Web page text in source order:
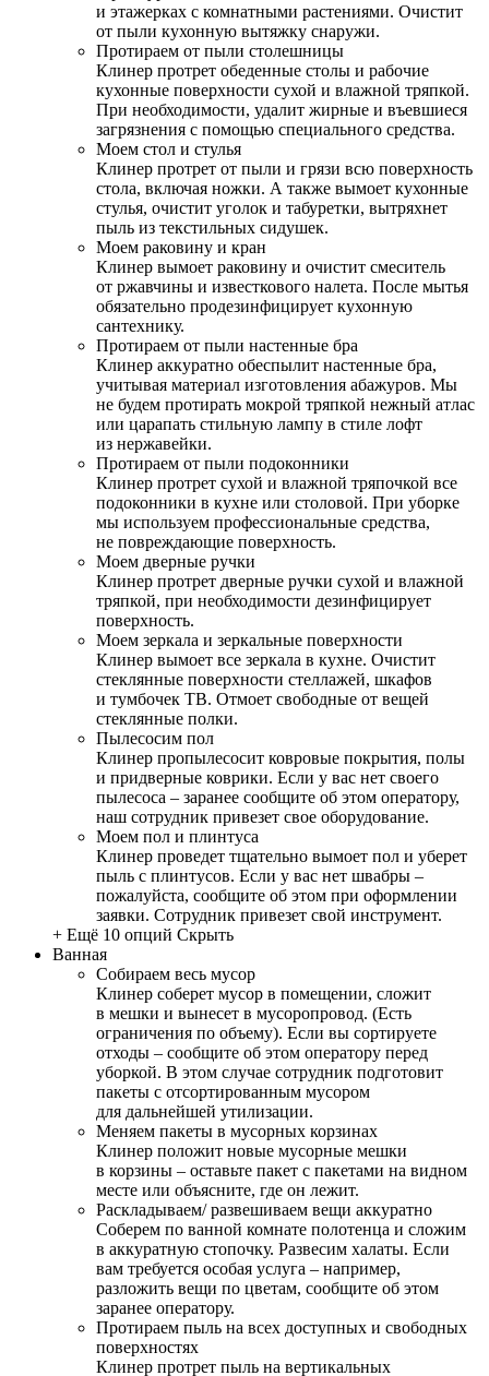
и этажерках с комнатными растениями. Очистит
от пыли кухонную вытяжку снаружи.
Протираем от пыли столешницы
Клинер протрет обеденные столы и рабочие
кухонные поверхности сухой и влажной тряпкой.
При необходимости, удалит жирные и въевшиеся
загрязнения с помощью специального средства.
Моем стол и стулья
Клинер протрет от пыли и грязи всю поверхность
стола, включая ножки. А также вымоет кухонные
стулья, очистит уголок и табуретки, вытряхнет
пыль из текстильных сидушек.
Моем раковину и кран
Клинер вымоет раковину и очистит смеситель
от ржавчины и известкового налета. После мытья
обязательно продезинфицирует кухонную
сантехнику.
Протираем от пыли настенные бра
Клинер аккуратно обеспылит настенные бра,
учитывая материал изготовления абажуров. Мы
не будем протирать мокрой тряпкой нежный атлас
или царапать стильную лампу в стиле лофт
из нержавейки.
Протираем от пыли подоконники
Клинер протрет сухой и влажной тряпочкой все
подоконники в кухне или столовой. При уборке
мы используем профессиональные средства,
не повреждающие поверхность.
Моем дверные ручки
Клинер протрет дверные ручки сухой и влажной
тряпкой, при необходимости дезинфицирует
поверхность.
Моем зеркала и зеркальные поверхности
Клинер вымоет все зеркала в кухне. Очистит
стеклянные поверхности стеллажей, шкафов
и тумбочек ТВ. Отмоет свободные от вещей
стеклянные полки.
Пылесосим пол
Клинер пропылесосит ковровые покрытия, полы
и придверные коврики. Если у вас нет своего
пылесоса – заранее сообщите об этом оператору,
наш сотрудник привезет свое оборудование.
Моем пол и плинтуса
Клинер проведет тщательно вымоет пол и уберет
пыль с плинтусов. Если у вас нет швабры –
пожалуйста, сообщите об этом при оформлении
заявки. Сотрудник привезет свой инструмент.
+ Ещё 10 опций Скрыть
Ванная
Собираем весь мусор
Клинер соберет мусор в помещении, сложит
в мешки и вынесет в мусоропровод. (Есть
ограничения по объему). Если вы сортируете
отходы – сообщите об этом оператору перед
уборкой. В этом случае сотрудник подготовит
пакеты с отсортированным мусором
для дальнейшей утилизации.
Меняем пакеты в мусорных корзинах
Клинер положит новые мусорные мешки
в корзины – оставьте пакет с пакетами на видном
месте или объясните, где он лежит.
Раскладываем/ развешиваем вещи аккуратно
Соберем по ванной комнате полотенца и сложим
в аккуратную стопочку. Развесим халаты. Если
вам требуется особая услуга – например,
разложить вещи по цветам, сообщите об этом
заранее оператору.
Протираем пыль на всех доступных и свободных
поверхностях
Клинер протрет пыль на вертикальных